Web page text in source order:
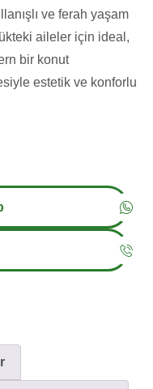
ve ferah yaşam
aileler için ideal,
bir konut
estetik ve konforlu